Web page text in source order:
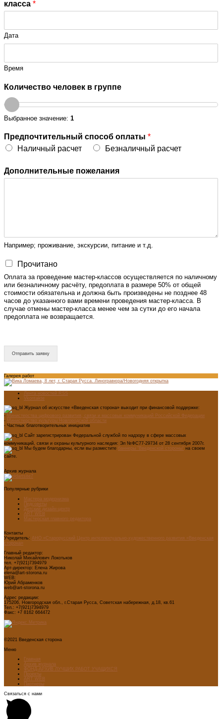
класса *
Дата
Время
Количество человек в группе
Выбранное значение: 1
Предпочтительный способ оплаты *
Наличный расчет
Безналичный расчет
Дополнительные пожелания
Например; проживание, экскурсии, питание и т.д.
Прочитано
Оплата за проведение мастер-классов осуществляется по наличному
или безналичному расчёту, предоплата в размере 50% от общей
стоимости обязательна и должна быть произведены не позднее 48
часов до указанного вами времени проведения мастер-класса. В
случае отмены мастер-класса менее чем за сутки до его начала
предоплата не возвращается.
Отправить заявку
Галерея работ
Лента новостей RSS
Vkontakte
Журнал об искусстве «Введенская сторона» выходит при финансовой поддержке:
- Министерства цифрового развития, связи и массовых коммуникаций Российской Федерации
- Министерство культуры Новгородской области
- Частных благотворительных инициатив
Сайт зарегистрирован Федеральной службой по надзору в сфере массовых
коммуникаций, связи и охраны культурного наследия: Эл №ФС77-29734 от 28 сентября 2007г.
Мы будем благодарны, если вы разместите баннеры "Введенской стороны" на своем
сайте.
Архив журнала
Популярные рубрики
Мастера модернизма
Педсоветы
Детский дизайн-центр
ART WEB
Мастерская главного редактора
Контакты
Учредитель: АНО «Старорусский Центр интеллектуально-художественного развития «Введенская
сторона»
Главный редактор:
Николай Михайлович Локотьков
тел. +7(921)7394979
Арт-директор: Елена Жирова
elena@art-storona.ru
WEB:
Юрий Абраменков
web@art-storona.ru
Адрес редакции:
175206, Новгородская обл., г.Старая Русса, Советская набережная, д.18, кв.61
Тел.: +7(921)7394979
Факс: +7 8162 664472
©2021 Введенская сторона
Меню
Главная
Архив журнала
ФОНД-АРХИВ ЛУЧШИХ РАБОТ УЧАЩИХСЯ
Проекты
ART WEB
Партнеры
Связаться с нами